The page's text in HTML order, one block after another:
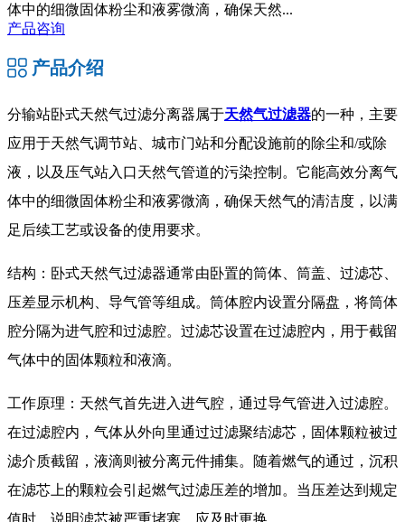
体中的细微固体粉尘和液雾微滴，确保天然...
产品咨询
产品介绍
分输站卧式天然气过滤分离器属于天然气过滤器的一种，主要
应用于天然气调节站、城市门站和分配设施前的除尘和/或除
液，以及压气站入口天然气管道的污染控制。它能高效分离气
体中的细微固体粉尘和液雾微滴，确保天然气的清洁度，以满
足后续工艺或设备的使用要求。
结构：卧式天然气过滤器通常由卧置的筒体、筒盖、过滤芯、
压差显示机构、导气管等组成。筒体腔内设置分隔盘，将筒体
腔分隔为进气腔和过滤腔。过滤芯设置在过滤腔内，用于截留
气体中的固体颗粒和液滴。
工作原理：天然气首先进入进气腔，通过导气管进入过滤腔。
在过滤腔内，气体从外向里通过过滤聚结滤芯，固体颗粒被过
滤介质截留，液滴则被分离元件捕集。随着燃气的通过，沉积
在滤芯上的颗粒会引起燃气过滤压差的增加。当压差达到规定